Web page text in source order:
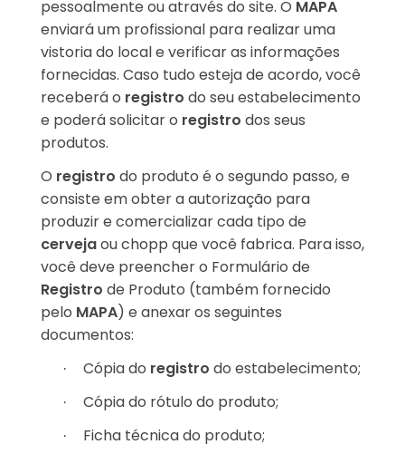
pessoalmente ou através do site. O MAPA
enviará um profissional para realizar uma
vistoria do local e verificar as informações
fornecidas. Caso tudo esteja de acordo, você
receberá o registro do seu estabelecimento
e poderá solicitar o registro dos seus
produtos.
O registro do produto é o segundo passo, e
consiste em obter a autorização para
produzir e comercializar cada tipo de
cervejaou chopp que você fabrica. Para isso,
você deve preencher o Formulário de
Registro de Produto (também fornecido
pelo MAPA) e anexar os seguintes
documentos:
· Cópia do registro do estabelecimento;
· Cópia do rótulo do produto;
· Ficha técnica do produto;